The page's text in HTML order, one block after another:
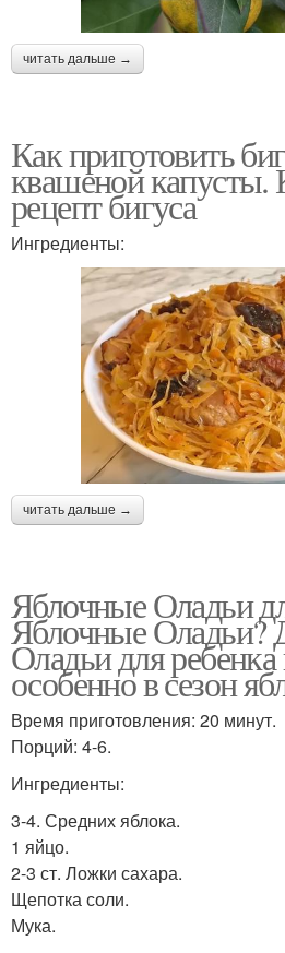
читать дальше →
Как приготовить
квашеной капусты.
рецепт бигуса
Ингредиенты:
читать дальше →
Яблочные Оладьи
Яблочные Оладьи?
Оладьи для
особенно в сезон
Время приготовления: 20 минут.
Порций: 4-6.
Ингредиенты:
3-4. Средних яблока.
1 яйцо.
2-3 ст. Ложки сахара.
Щепотка соли.
Мука.